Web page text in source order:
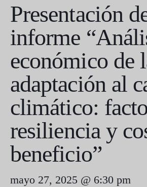
Presentación
informe
económico de
adaptación al
climático:
resiliencia y
beneficio”
mayo 27, 2025 @ 6:30 pm